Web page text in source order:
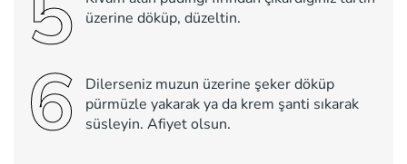
üzerine döküp, düzeltin.
6
Dilerseniz muzun üzerine şeker döküp
pürmüzle yakarak ya da krem şanti sıkarak
süsleyin. Afiyet olsun.